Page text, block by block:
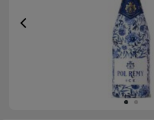
Previous